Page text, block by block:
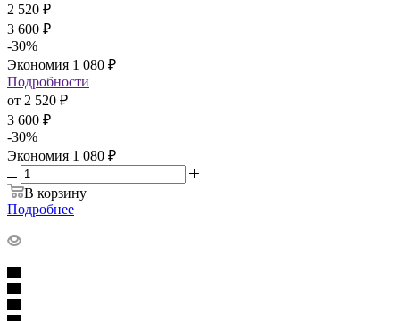
2 520 ₽
3 600 ₽
-30%
Экономия 1 080 ₽
Подробности
от 2 520 ₽
3 600 ₽
-30%
Экономия 1 080 ₽
В корзину
Подробнее